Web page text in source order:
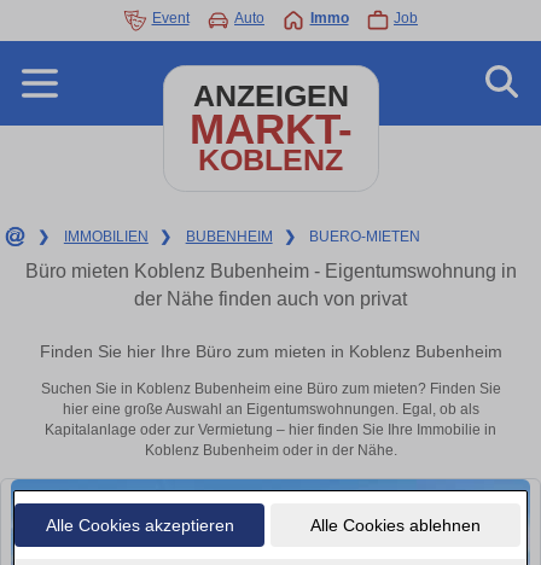
Alle Cookies akzeptieren Alle Cookies ablehnen
Event Auto Immo Job
ANZEIGEN
MARKT-
KOBLENZ
❯ IMMOBILIEN ❯ BUBENHEIM ❯ BUERO-MIETEN
Büro mieten Koblenz Bubenheim - Eigentumswohnung in
der Nähe finden auch von privat
Finden Sie hier Ihre Büro zum mieten in Koblenz Bubenheim
Suchen Sie in Koblenz Bubenheim eine Büro zum mieten? Finden Sie
hier eine große Auswahl an Eigentumswohnungen. Egal, ob als
Kapitalanlage oder zur Vermietung – hier finden Sie Ihre Immobilie in
Koblenz Bubenheim oder in der Nähe.